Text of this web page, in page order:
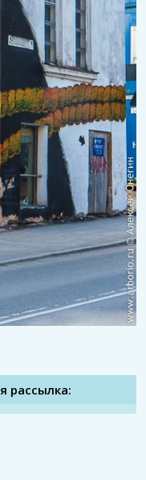
рассылка: